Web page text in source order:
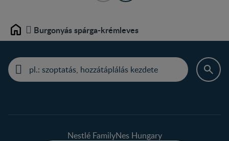
Home Burgonyás spárga-krémleves
Nestlé FamilyNes Hungary